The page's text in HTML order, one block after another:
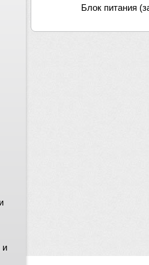
Блок питания
и